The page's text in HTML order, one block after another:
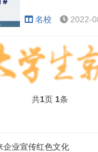
名校 2022-
共1页 1条
企业宣传红色文化